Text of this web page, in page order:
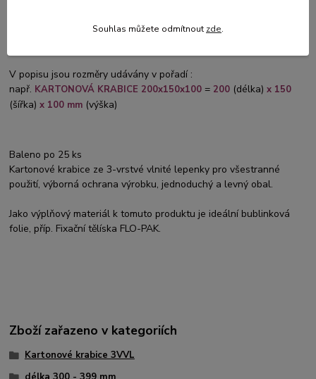
Kompletní specifikace
V popisu jsou rozměry udávány v pořadí :
např. KARTONOVÁ KRABICE 200x150x100 = 200 (délka)x 150
(šířka)x 100 mm (výška)
Baleno po 25 ks
Kartonové krabice ze 3-vrstvé vlnité lepenky pro všestranné
použití, výborná ochrana výrobku, jednoduchý a levný obal.
Jako výplňový materiál k tomuto produktu je ideální bublinková
folie, příp. Fixační tělíska FLO-PAK.
Zboží zařazeno v kategoriích
Kartonové krabice 3VVL
Souhlas můžete odmítnout zde.